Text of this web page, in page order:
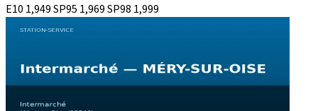
E10 1,949SP95 1,969SP98 1,999